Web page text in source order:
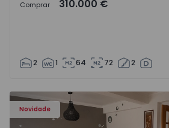
Comprar 310.000 €
2 1 64 72 2
Novidade
- 1573477 - 14
Apartamento T3 Barreiro, Sto. Ant.